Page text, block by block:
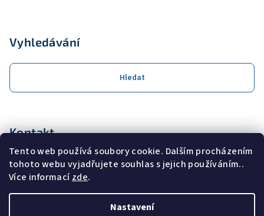
Tento web používá soubory cookie. Dalším procházením
tohoto webu vyjadřujete souhlas s jejich používáním..
Více informacízde.
Nastavení
Vyhledávání
Hledat
Kontakt
obchod
coolservis.cz
+420608231000